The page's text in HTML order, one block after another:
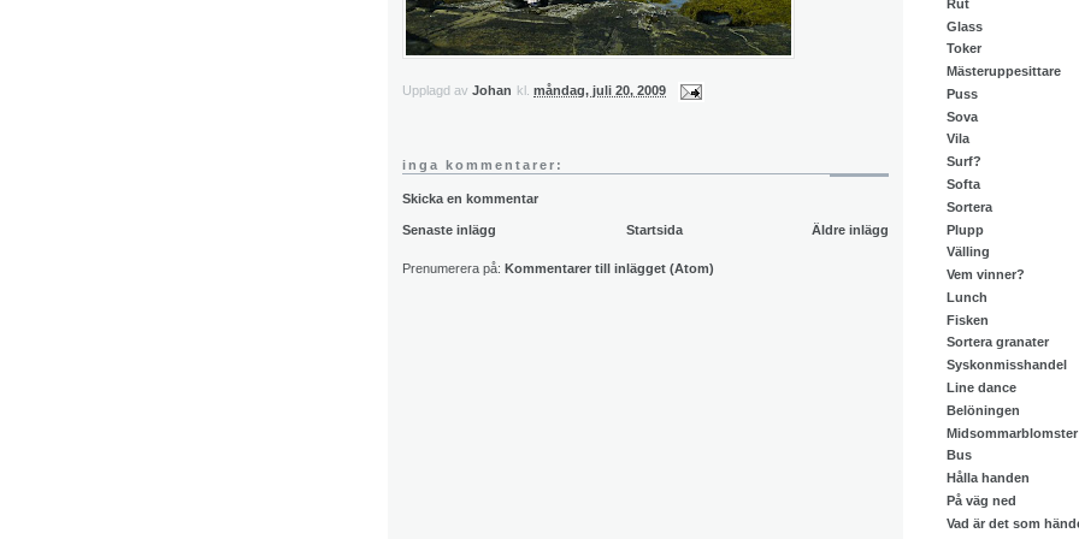
Upplagd av Johan kl. måndag, juli 20, 2009
inga kommentarer:
Skicka en kommentar
Senaste inlägg Äldre inlägg
Startsida
Prenumerera på: Kommentarer till inlägget (Atom)
Rut
Glass
Toker
Mästeruppesittare
Puss
Sova
Vila
Surf?
Softa
Sortera
Plupp
Välling
Vem vinner?
Lunch
Fisken
Sortera granater
Syskonmisshandel
Line dance
Belöningen
Midsommarblomster
Bus
Hålla handen
På väg ned
Vad är det som